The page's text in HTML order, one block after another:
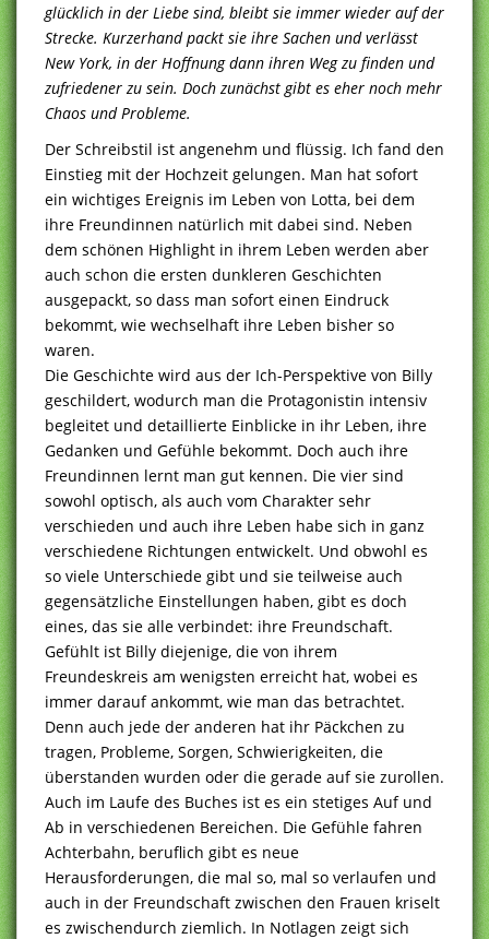
glücklich in der Liebe sind, bleibt sie immer wieder auf der
Strecke. Kurzerhand packt sie ihre Sachen und verlässt
New York, in der Hoffnung dann ihren Weg zu finden und
zufriedener zu sein. Doch zunächst gibt es eher noch mehr
Chaos und Probleme.
Der Schreibstil ist angenehm und flüssig. Ich fand den
Einstieg mit der Hochzeit gelungen. Man hat sofort
ein wichtiges Ereignis im Leben von Lotta, bei dem
ihre Freundinnen natürlich mit dabei sind. Neben
dem schönen Highlight in ihrem Leben werden aber
auch schon die ersten dunkleren Geschichten
ausgepackt, so dass man sofort einen Eindruck
bekommt, wie wechselhaft ihre Leben bisher so
waren.
Die Geschichte wird aus der Ich-Perspektive von Billy
geschildert, wodurch man die Protagonistin intensiv
begleitet und detaillierte Einblicke in ihr Leben, ihre
Gedanken und Gefühle bekommt. Doch auch ihre
Freundinnen lernt man gut kennen. Die vier sind
sowohl optisch, als auch vom Charakter sehr
verschieden und auch ihre Leben habe sich in ganz
verschiedene Richtungen entwickelt. Und obwohl es
so viele Unterschiede gibt und sie teilweise auch
gegensätzliche Einstellungen haben, gibt es doch
eines, das sie alle verbindet: ihre Freundschaft.
Gefühlt ist Billy diejenige, die von ihrem
Freundeskreis am wenigsten erreicht hat, wobei es
immer darauf ankommt, wie man das betrachtet.
Denn auch jede der anderen hat ihr Päckchen zu
tragen, Probleme, Sorgen, Schwierigkeiten, die
überstanden wurden oder die gerade auf sie zurollen.
Auch im Laufe des Buches ist es ein stetiges Auf und
Ab in verschiedenen Bereichen. Die Gefühle fahren
Achterbahn, beruflich gibt es neue
Herausforderungen, die mal so, mal so verlaufen und
auch in der Freundschaft zwischen den Frauen kriselt
es zwischendurch ziemlich. In Notlagen zeigt sich